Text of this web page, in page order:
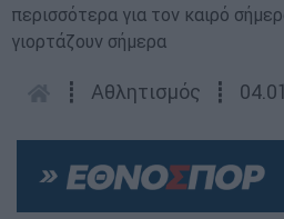
περισσότερα για τον καιρό
γιορτάζουν σήμερα
┋ Αθλητισμός ┋